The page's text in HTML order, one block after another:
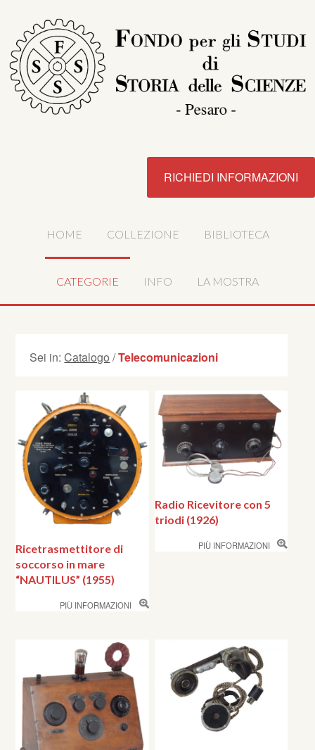
RICHIEDI INFORMAZIONI
HOME COLLEZIONE BIBLIOTECA
CATEGORIE INFO LA MOSTRA
Sei in:Catalogo /Telecomunicazioni
Ricetrasmettitore di
soccorso in mare
“NAUTILUS” (1955)
PIÙ INFORMAZIONI
Radio Ricevitore con 5
triodi (1926)
PIÙ INFORMAZIONI